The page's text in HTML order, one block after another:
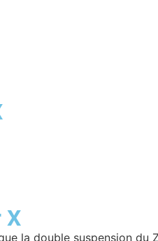
X
la double suspension du Z